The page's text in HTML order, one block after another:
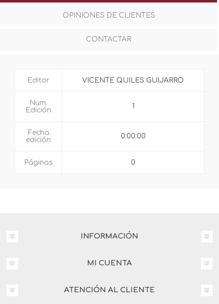
OPINIONES DE CLIENTES
CONTACTAR
Editor VICENTE QUILES GUIJARRO
Num.
Edición
1
Fecha
edición
0:00:00
Páginas 0
INFORMACIÓN
MI CUENTA
ATENCIÓN AL CLIENTE